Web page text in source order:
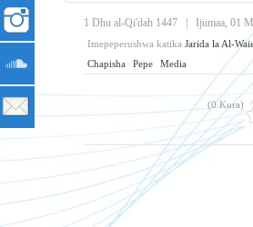
1 Dhu al-Qi'dah 1447
Imepeperushwa katika Jarida la Al-
Chapisha
Pepe Media
(0 Kura)